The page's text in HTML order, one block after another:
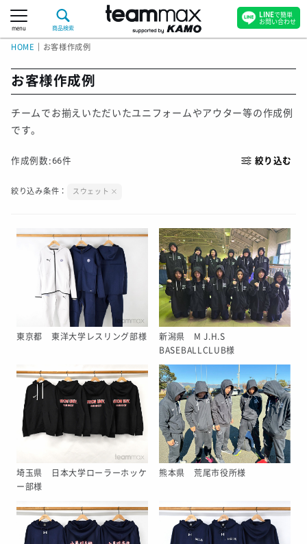
menu 商品検索
HOME お客様作成例
お客様作成例
チームでお揃えいただいたユニフォームやアウター等の作成例
です。
作成例数:66件 絞り込む
絞り込み条件： スウェット
東京都 東洋大学レスリング部様
新潟県 M J.H.S
BASEBALLCLUB様
埼玉県 日本大学ローラーホッケ
ー部様
熊本県 荒尾市役所様
LINEで簡単
お問い合わせ